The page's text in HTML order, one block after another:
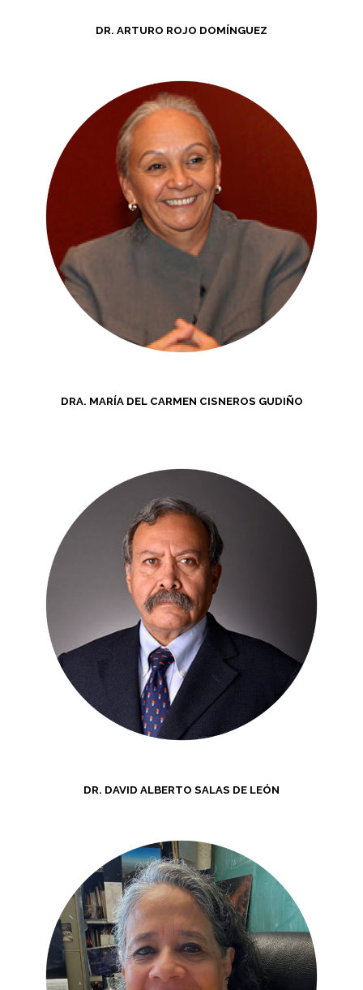
DR. ARTURO ROJO DOMÍNGUEZ
DRA. MARÍA DEL CARMEN CISNEROS GUDIÑO
DR. DAVID ALBERTO SALAS DE LEÓN